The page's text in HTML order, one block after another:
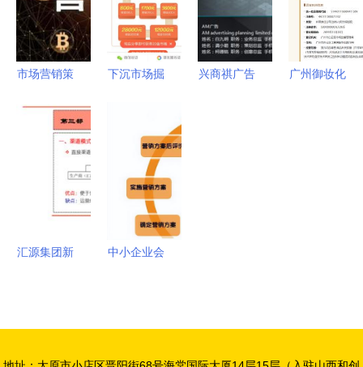
战，解锁你
的商业洞察
力
应，构筑长
三角联动辐
射新高地
升级
服务深度融
合策略
市场营销策
格式与核心
要素
下沉市场掘
务产品策略
的深度思考
兴商祺广告
广州御妆化
汇源集团新
中小企业会